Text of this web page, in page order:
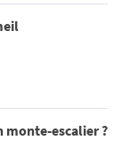
monte-escalier ?